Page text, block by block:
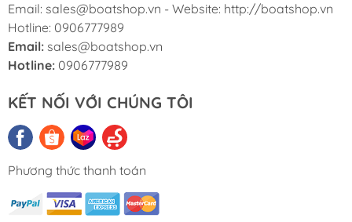
Email: sales@boatshop.vn - Website: http://boatshop.vn
Hotline: 0906777989
Email: sales@boatshop.vn
Hotline: 0906777989
KẾT NỐI VỚI CHÚNG TÔI
Phương thức thanh toán